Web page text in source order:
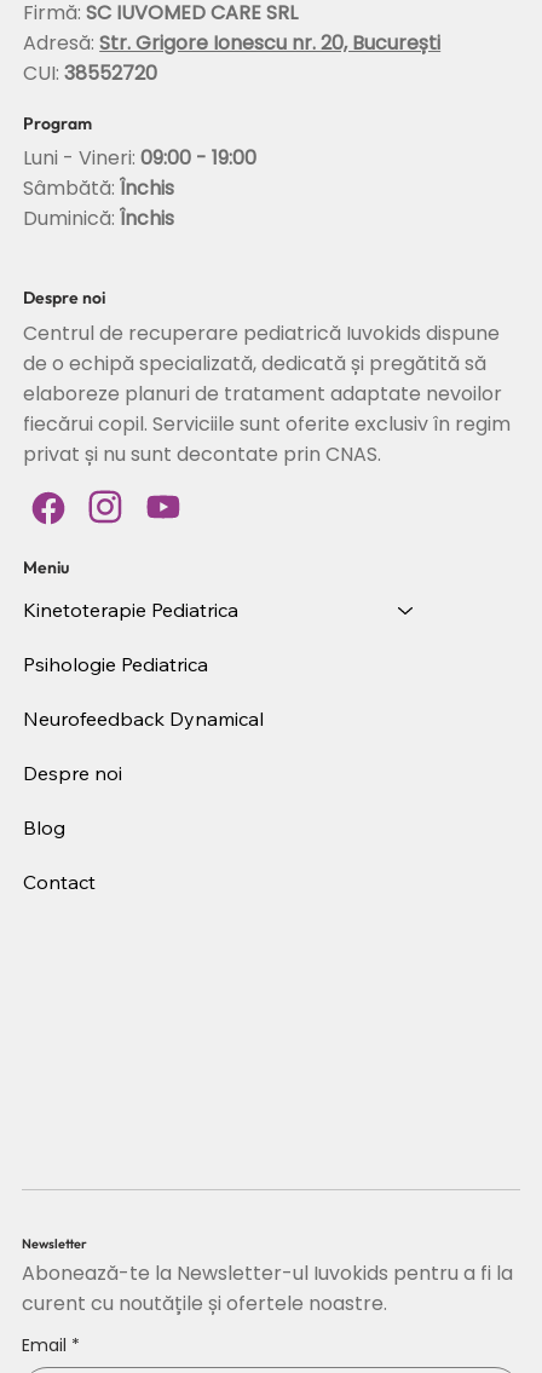
Newsletter
Abonează-te la Newsletter-ul Iuvokids pentru a fi la
curent cu noutățile și ofertele noastre.
Email *
Meniu
Kinetoterapie Pediatrica
Psihologie Pediatrica
Neurofeedback Dynamical
Despre noi
Blog
Contact
Despre noi
Centrul de recuperare pediatrică Iuvokids dispune
de o echipă specializată, dedicată și pregătită să
elaboreze planuri de tratament adaptate nevoilor
fiecărui copil. Serviciile sunt oferite exclusiv în regim
privat și nu sunt decontate prin CNAS.
Program
Luni - Vineri:09:00 - 19:00
Sâmbătă:Închis
Duminică: Închis
Firmă:SC IUVOMED CARE SRL
Adresă:Str. Grigore Ionescu nr. 20, București
CUI:38552720